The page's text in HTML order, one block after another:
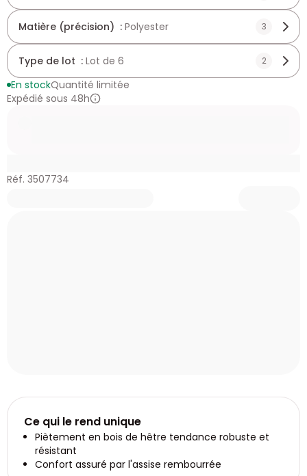
Matière (précision) : Polyester 3
Type de lot : Lot de 6 2
En stockQuantité limitée
Expédié sous 48h
Réf. 3507734
Ce qui le rend unique
Piètement en bois de hêtre tendance robuste et
résistant
Confort assuré par l'assise rembourrée